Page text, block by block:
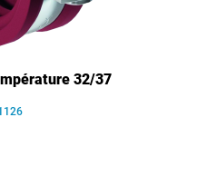
32/37